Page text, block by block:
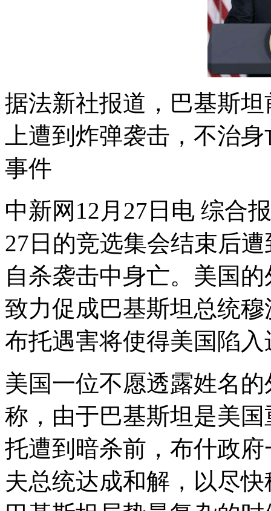
据法新社报道，巴基斯
上遭到炸弹袭击，不治
事件
中新网12月27日电 综合
27日的竞选集会结束后
自杀袭击中身亡。美国
致力促成巴基斯坦总统
布托遇害将使得美国陷
美国一位不愿透露姓名
称，由于巴基斯坦是美
托遭到暗杀前，布什政
夫总统达成和解，以尽